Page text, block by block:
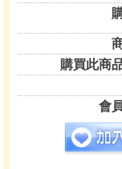
購買此商
會